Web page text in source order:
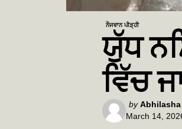
ਨੌਜਵਾਨ ਪੀੜ੍ਹੀ
ਯੁੱਧ
ਵਿੱਚ
Posted
by
by Abhilasha
March 14,